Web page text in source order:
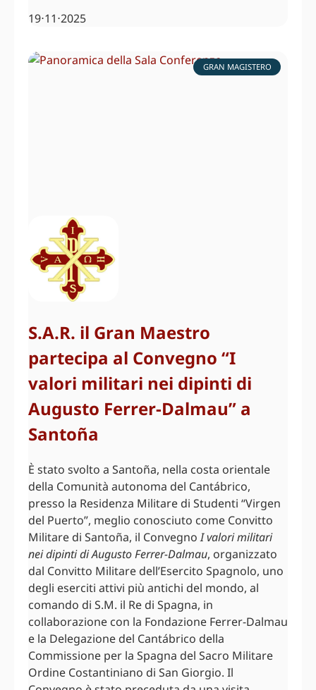
19⋅11⋅2025
GRAN MAGISTERO
S.A.R. il Gran Maestro
partecipa al Convegno “I
valori militari nei dipinti di
Augusto Ferrer-Dalmau” a
Santoña
È stato svolto a Santoña, nella costa orientale
della Comunità autonoma del Cantábrico,
presso la Residenza Militare di Studenti “Virgen
del Puerto”, meglio conosciuto come Convitto
Militare di Santoña, il ConvegnoI valori militari
nei dipinti di Augusto Ferrer-Dalmau, organizzato
dal Convitto Militare dell’Esercito Spagnolo, uno
degli eserciti attivi più antichi del mondo, al
comando di S.M. il Re di Spagna, in
collaborazione con la Fondazione Ferrer-Dalmau
e la Delegazione del Cantábrico della
Commissione per la Spagna del Sacro Militare
Ordine Costantiniano di San Giorgio. Il